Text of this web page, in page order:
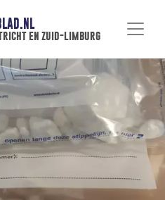
en zuid-limburg